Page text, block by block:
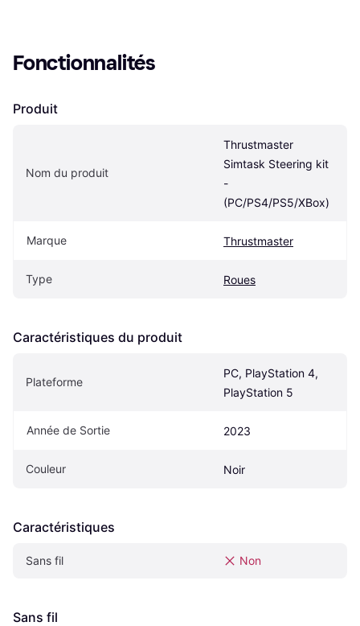
Fonctionnalités
Produit
Nom du produit
Thrustmaster
Simtask Steering kit
-
(PC/PS4/PS5/XBox)
Marque Thrustmaster
Type Roues
Caractéristiques du produit
Plateforme
PC, PlayStation 4,
PlayStation 5
Année de Sortie 2023
Couleur Noir
Caractéristiques
Sans fil Non
Sans fil